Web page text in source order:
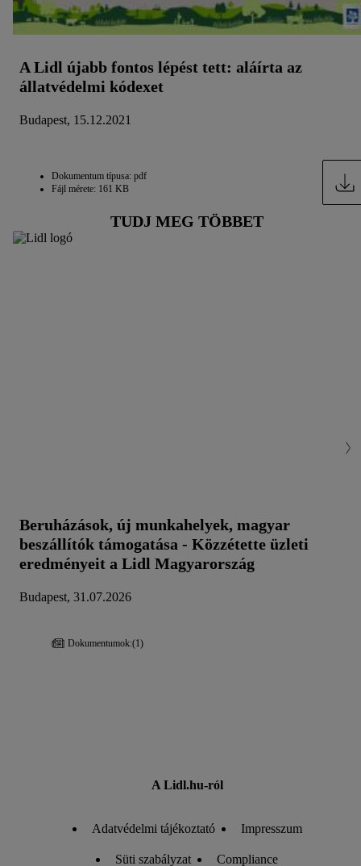
A Lidl újabb fontos lépést tett: aláírta az
állatvédelmi kódexet
Budapest, 15.12.2021
Dokumentum típusa: pdf
Fájl mérete: 161 KB
TUDJ MEG TÖBBET
Beruházások, új munkahelyek, magyar
beszállítók támogatása - Közzétette üzleti
eredményeit a Lidl Magyarország
Budapest, 31.07.2026
Dokumentumok:(1)
A Lidl.hu-ról
Adatvédelmi tájékoztató Impresszum
Süti szabályzat Compliance